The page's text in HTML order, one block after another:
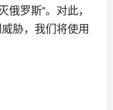
罗斯”。对此，
胁，我们将使用